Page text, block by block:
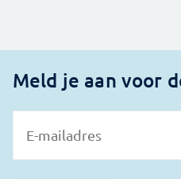
Meld je aan voor